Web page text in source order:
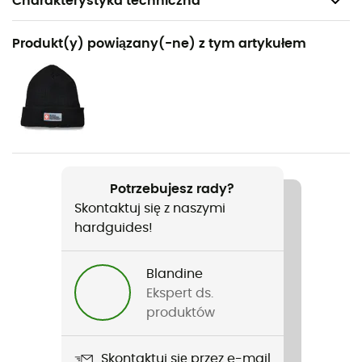
Polecane dla
Turystyka piesza / Skituring / Trekking / Sporty zimowe
Rodzaj
Mężczyźni / Kobiety
Ciężar
Nazwa produktu
Midweight Softshell
Zakres temperatur: -2/6 °C - Przewodzący kciuk i
palec wskazujący do obsługi ekranów dotykowych
Pętla do czekana
Produkt(y) powiązany(-ne) z tym artykułem
Potrzebujesz rady?
Skontaktuj się z naszymi
hardguides!
Blandine
Ekspert ds.
produktów
Skontaktuj się przez e-mail